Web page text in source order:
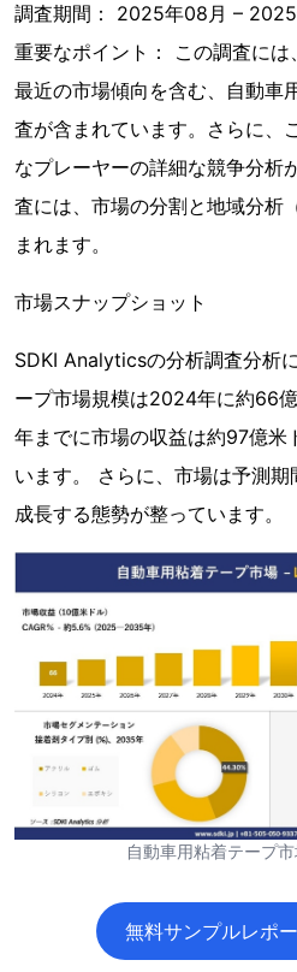
調査期間： 2025年08月 –
重要なポイント： この調査には
最近の市場傾向を含む、自動車
査が含まれています。さらに、
なプレーヤーの詳細な競争分析
査には、市場の分割と地域分析
まれます。
市場スナップショット
SDKI Analyticsの分析調査分析
ープ市場規模は2024年に約66
年までに市場の収益は約97億米
います。 さらに、市場は予測
成長する態勢が整っています。
自動車用粘着テープ
無料サンプルレポ